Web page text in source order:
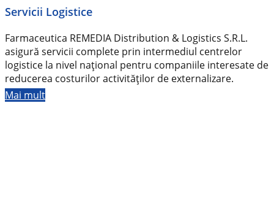
Servicii Logistice
Farmaceutica REMEDIA Distribution & Logistics S.R.L.
asigură servicii complete prin intermediul centrelor
logistice la nivel național pentru companiile interesate de
reducerea costurilor activităților de externalizare.
Mai mult